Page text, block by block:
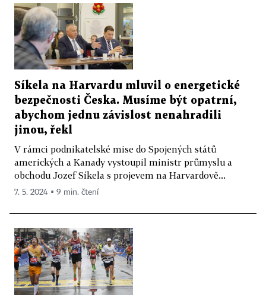
Síkela na Harvardu mluvil o energetické
bezpečnosti Česka. Musíme být opatrní,
abychom jednu závislost nenahradili
jinou, řekl
V rámci podnikatelské mise do Spojených států
amerických a Kanady vystoupil ministr průmyslu a
obchodu Jozef Síkela s projevem na Harvardově...
7. 5. 2024 ▪ 9 min. čtení